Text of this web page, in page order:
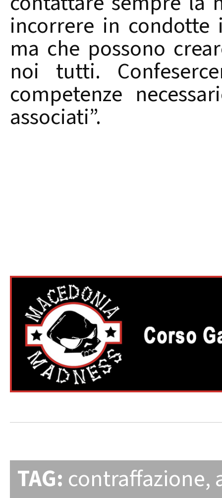
incorrere in
ma che possono
noi tutti.
competenze
associati”.
TAG: contraffazione,